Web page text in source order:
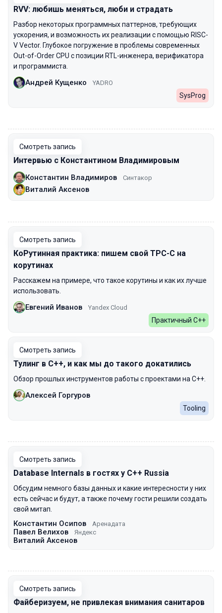
RVV: любишь меняться, люби и страдать
Разбор некоторых программных паттернов, требующих
ускорения, и возможность их реализации с помощью RISC-
V Vector. Глубокое погружение в проблемы современных
Out-of-Order CPU с позиции RTL-инженера, верификатора
и программиста.
Андрей Кущенко YADRO
SysProg
Смотреть запись
Интервью с Константином Владимировым
Константин Владимиров Синтакор
Виталий Аксенов
Смотреть запись
КоРутинная практика: пишем свой TPC-C на
корутинах
Расскажем на примере, что такое корутины и как их лучше
использовать.
Евгений Иванов Yandex Cloud
Практичный С++
Смотреть запись
Тулинг в C++, и как мы до такого докатились
Обзор прошлых инструментов работы с проектами на C++.
Алексей Горгуров
Tooling
Смотреть запись
Database Internals в гостях у C++ Russia
Обсудим немного базы данных и какие интересности у них
есть сейчас и будут, а также почему гости решили создать
свой митап.
Константин Осипов Аренадата
Павел Велихов Яндекс
Виталий Аксенов
Смотреть запись
Файберизуем, не привлекая внимания санитаров